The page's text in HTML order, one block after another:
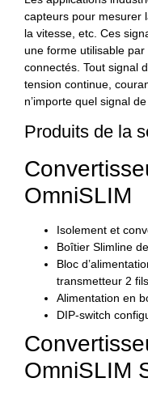
capteurs pour mesurer
la vitesse, etc. Ces
une forme utilisable par
connectés. Tout signal
tension continue,
n’importe quel signal
Produits de la
OmniSLIM
Isolement et
Boîtier Slimline
Bloc
transmetteur 2 fils
Alimentation en
DIP-switch
OmniSLIM